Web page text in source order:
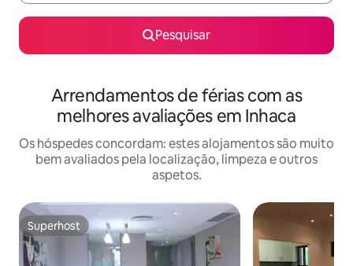
Pesquisar
Arrendamentos de férias com as
melhores avaliações em Inhaca
Os hóspedes concordam: estes alojamentos são muito
bem avaliados pela localização, limpeza e outros
aspetos.
Superhost
Superhost